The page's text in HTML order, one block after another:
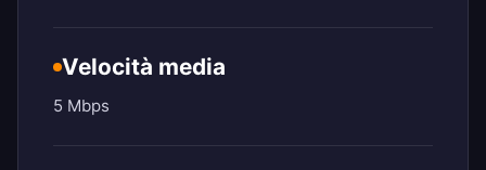
Velocità media
5 Mbps